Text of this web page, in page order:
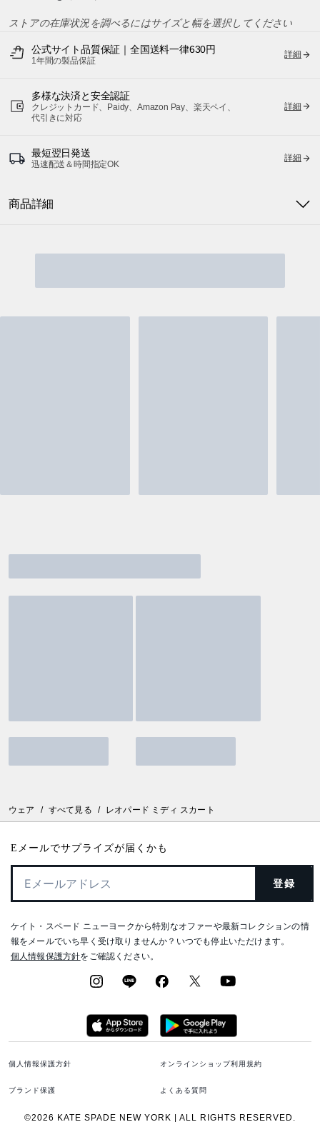
ストアの在庫状況を調べるにはサイズと幅を選択してください
公式サイト品質保証｜全国送料一律630円
1年間の製品保証
詳細
多様な決済と安全認証
クレジットカード、Paidy、Amazon Pay、楽天ペイ、
代引きに対応
詳細
最短翌日発送
迅速配送＆時間指定OK
詳細
商品詳細
ウェア / すべて見る / レオパード ミディ スカート
Eメールでサプライズが届くかも
登録
ケイト・スペード ニューヨークから特別なオファーや最新コレクションの情
報をメールでいち早く受け取りませんか？いつでも停止いただけます。
個人情報保護方針をご確認ください。
個人情報保護方針 オンラインショップ利用規約
ブランド保護 よくある質問
©2026 KATE SPADE NEW YORK | ALL RIGHTS RESERVED.